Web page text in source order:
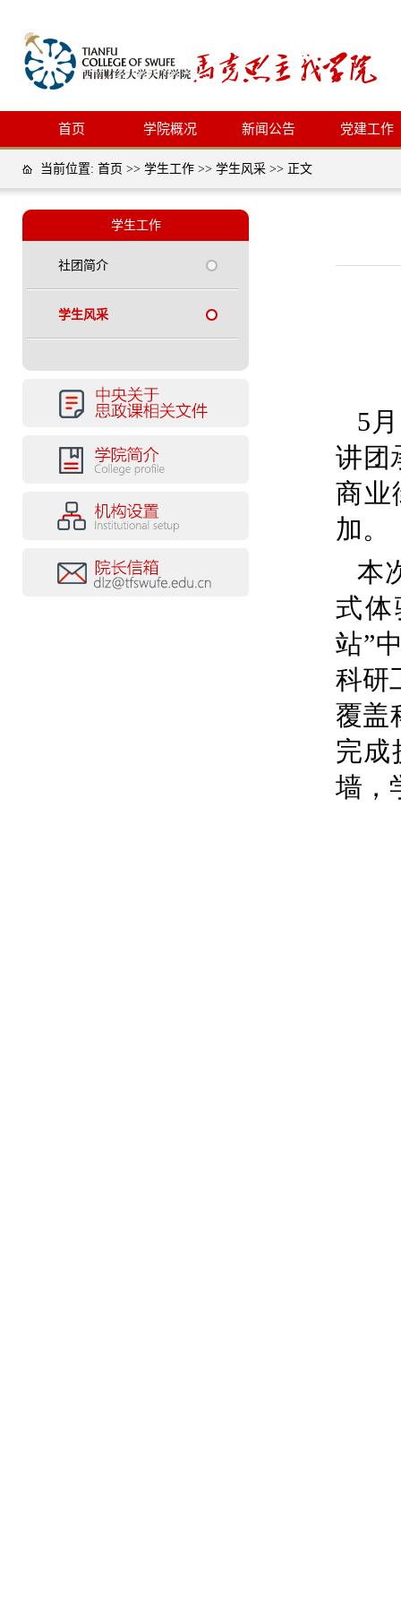
首页 学院概况 新闻公告 党建工作
当前位置: 首页 >> 学生工作 >> 学生风采 >> 正文
学生工作
社团简介
学生风采
5
讲团
商业
加。
本
式
站”
科研
覆盖
完成
墙，